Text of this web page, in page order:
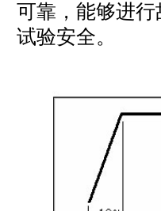
可靠，能够进
试验安全。